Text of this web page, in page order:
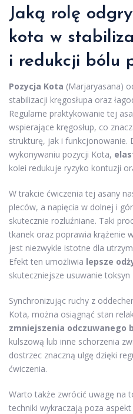
Jaką rolę
kota w
i redukcji bólu
Pozycja Kota (Marjaryasana)
stabilizacji kręgosłupa oraz
Regularne praktykowanie tej
wspierające kręgosłup, co
strukturę, jak i funkcjonowanie.
wykonywaniu pozycji Kota,
kolei redukuje ryzyko kontuzji
W trakcie ćwiczenia tej asany
pleców, a napięcia w dolnej i
skutecznie rozluźniane. Taki
tkanek oraz poprawia krążenie
jest niezwykle istotne dla
Efekt ten umożliwia lepsze
skuteczniejsze usuwanie toksyn
Synchronizując ruchy z
Kota, można osiągnąć stan
zmniejszenia odczuwanego
kulszową lub inne schorzenia
dostrzec znaczną ulgę dzięki
ćwiczenia.
Warto także zwrócić uwagę na
techniki wykraczają poza